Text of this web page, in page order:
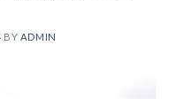
BY ADMIN